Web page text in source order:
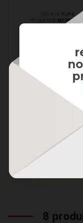
Mon Plug Secret
Silicone - Violet
22,95 €
Voir le produit
8